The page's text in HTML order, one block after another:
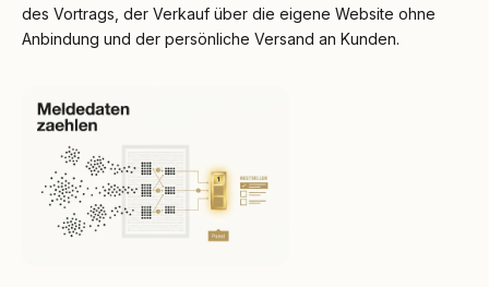
des Vortrags, der Verkauf über die eigene Website ohne
Anbindung und der persönliche Versand an Kunden.